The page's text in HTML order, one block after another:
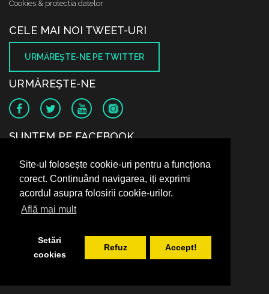
Site-ul folosește cookie-uri pentru a funcționa
corect. Continuând navigarea, iți exprimi
acordul asupra folosirii cookie-urilor.
Află mai mult
Setări
cookies
Refuz Accept!
Cookies & protectia datelor
CELE MAI NOI TWEET-URI
URMĂREŞTE-NE PE TWITTER
URMĂREŞTE-NE
SUNTEM PE FACEBOOK